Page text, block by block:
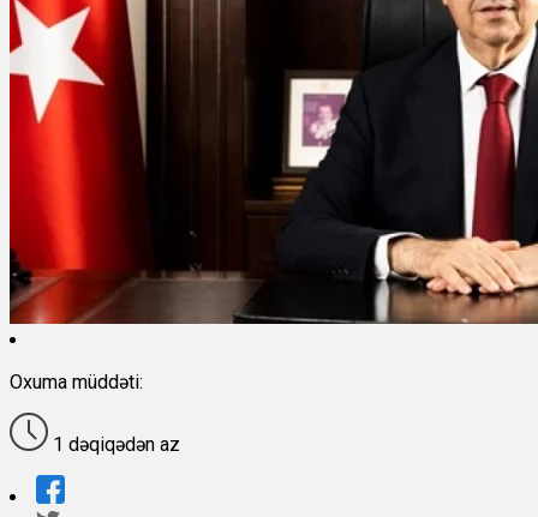
Oxuma müddəti:
1 dəqiqədən az